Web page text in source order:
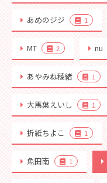
あめのジジ 1
MT 2 nu
あやみね稜緒 1
大馬葉えいし 1
折紙ちよこ 1
魚田南 1